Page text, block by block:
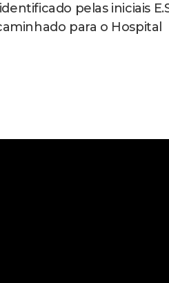
pelas iniciais
para o Hospital